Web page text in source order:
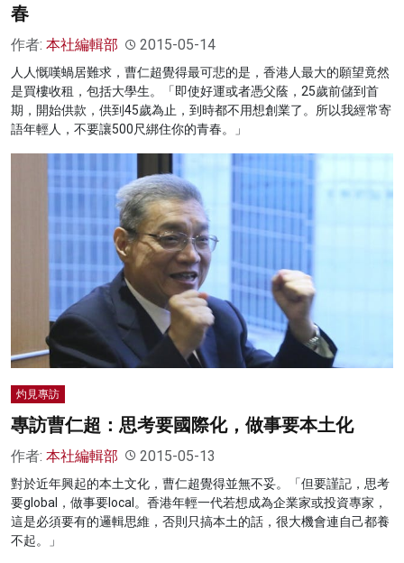
春
作者: 本社編輯部 2015-05-14
人人慨嘆蝸居難求，曹仁超覺得最可悲的是，香港人最大的願望竟然
是買樓收租，包括大學生。「即使好運或者憑父蔭，25歲前儲到首
期，開始供款，供到45歲為止，到時都不用想創業了。所以我經常寄
語年輕人，不要讓500尺綁住你的青春。」
灼見專訪
專訪曹仁超：思考要國際化，做事要本土化
作者: 本社編輯部 2015-05-13
對於近年興起的本土文化，曹仁超覺得並無不妥。「但要謹記，思考
要global，做事要local。香港年輕一代若想成為企業家或投資專家，
這是必須要有的邏輯思維，否則只搞本土的話，很大機會連自己都養
不起。」